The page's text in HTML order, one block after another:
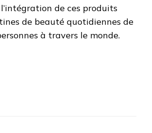
de ces produits
de beauté quotidiennes de
à travers le monde.